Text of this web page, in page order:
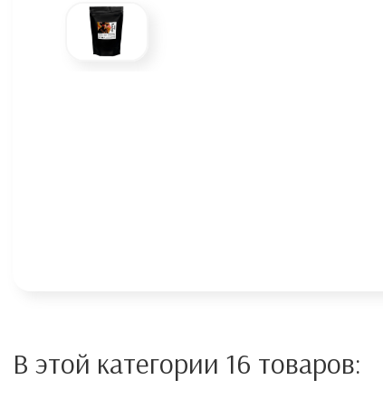
В этой категории 16 товаров: